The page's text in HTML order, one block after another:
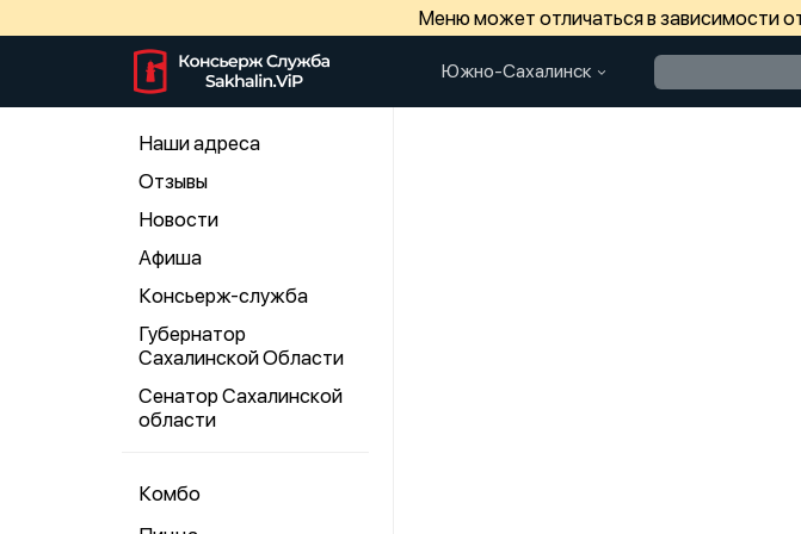
Меню может отличаться в зависимости
Южно-Сахалинск
Наши адреса
Отзывы
Новости
Афиша
Консьерж-служба
Губернатор
Сахалинской Области
Сенатор Сахалинской
области
Комбо